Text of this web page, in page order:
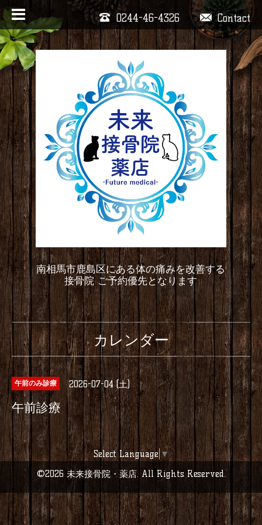
Contact
0244-46-4326
南相馬市鹿島区にある体の痛みを改善する
接骨院 ご予約優先となります
カレンダー
午前のみ診療 2026-07-04 (土)
午前診療
Select Language ▼
©2026 未来接骨院・薬店. All Rights Reserved.